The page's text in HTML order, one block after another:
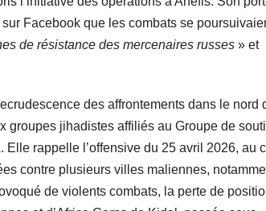
Facebook que les combats se
de résistance des mercenaires russes » et
des affrontements dans le nord
groupes jihadistes affiliés au Groupe de
Elle rappelle l’offensive du 25 avril 2026, au
contre plusieurs villes maliennes,
de violents combats, la perte de